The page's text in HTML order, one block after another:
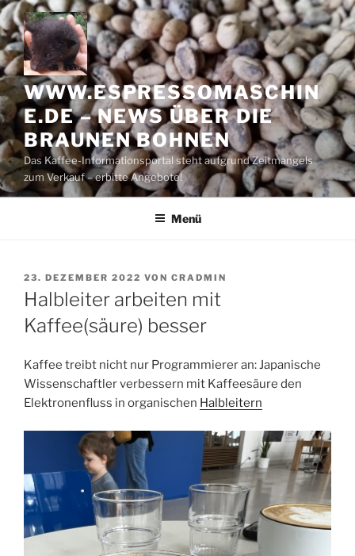
Zum
Inhalt
springen
WWW.ESPRESSOMASCHIN
E.DE – NEWS ÜBER DIE
BRAUNEN BOHNEN
Das Kaffee-Informationsportal steht aufgrund Zeitmangels
zum Verkauf – erbitte Angebote!
Menü
VERÖFFENTLICHT
AM
23. DEZEMBER 2022 VON CRADMIN
Halbleiter arbeiten mit
Kaffee(säure) besser
Kaffee treibt nicht nur Programmierer an: Japanische
Wissenschaftler verbessern mit Kaffeesäure den
Elektronenfluss in organischen Halbleitern